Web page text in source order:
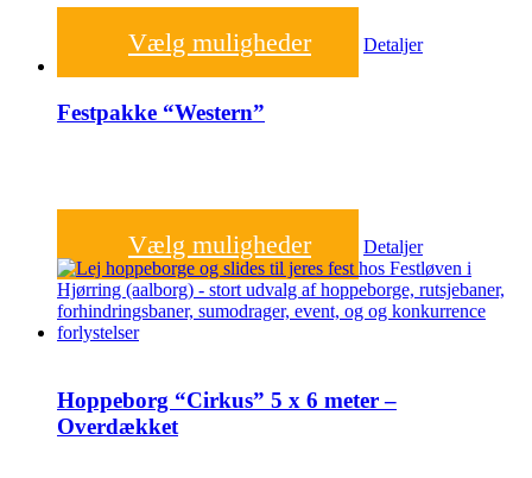
Vælg muligheder Detaljer
Festpakke “Western”
Vælg muligheder Detaljer
Hoppeborg “Cirkus” 5 x 6 meter –
Overdækket